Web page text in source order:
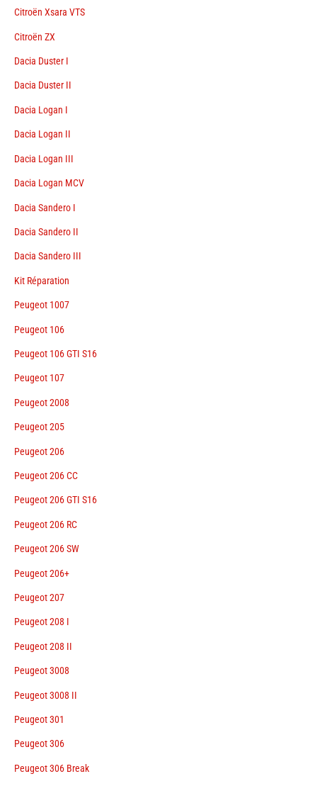
Citroën Xsara VTS
Citroën ZX
Dacia Duster I
Dacia Duster II
Dacia Logan I
Dacia Logan II
Dacia Logan III
Dacia Logan MCV
Dacia Sandero I
Dacia Sandero II
Dacia Sandero III
Kit Réparation
Peugeot 1007
Peugeot 106
Peugeot 106 GTI S16
Peugeot 107
Peugeot 2008
Peugeot 205
Peugeot 206
Peugeot 206 CC
Peugeot 206 GTI S16
Peugeot 206 RC
Peugeot 206 SW
Peugeot 206+
Peugeot 207
Peugeot 208 I
Peugeot 208 II
Peugeot 3008
Peugeot 3008 II
Peugeot 301
Peugeot 306
Peugeot 306 Break